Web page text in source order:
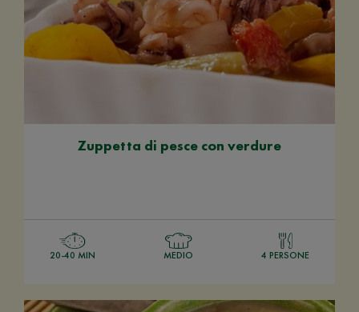
Zuppetta di pesce con verdure
20-40 MIN MEDIO 4 PERSONE